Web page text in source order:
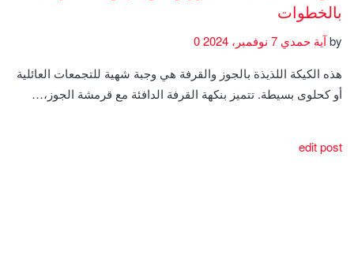
بالخطوات
byآية حمدي
هذه الكيكة اللذيذة بالجوز والقرفة هي وجبة شهية للتجمعات العائلية
أو كحلوى بسيطة. تتميز بنكهة القرفة الدافئة مع قرمشة الجوز،…
edit post